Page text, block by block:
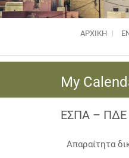
ΑΡΧΙΚΗ
My
ΕΣΠΑ – ΠΔΕ
Απαραίτητα